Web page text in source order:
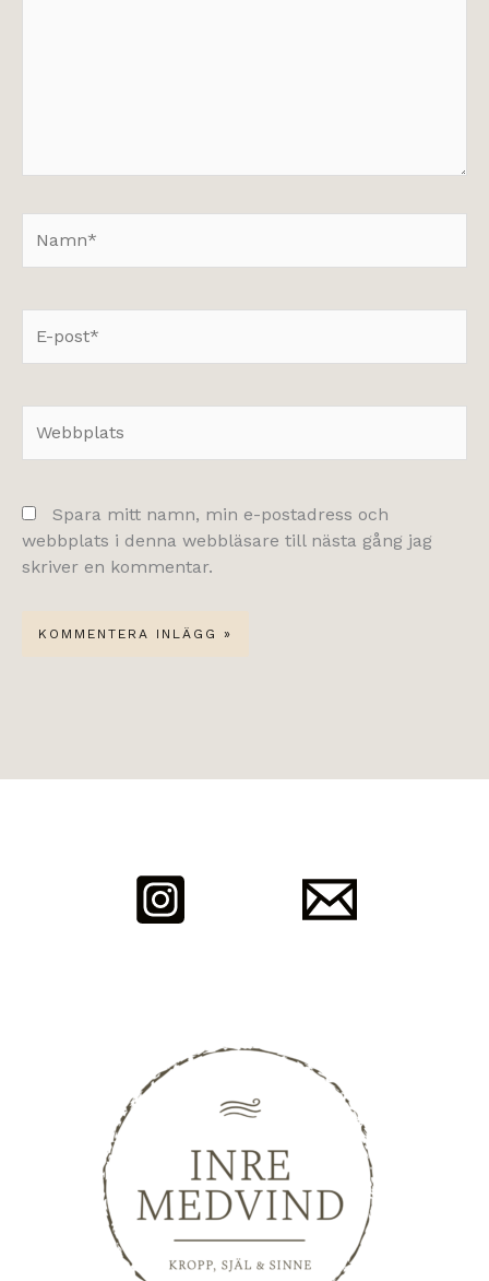
post*
Spara mitt namn, min e-postadress och
webbplats i denna webbläsare till nästa gång jag
skriver en kommentar.